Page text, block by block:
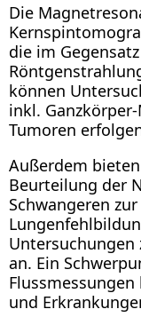
Die
die im
können
inkl.
Tumoren
Außerdem
Beurteilung der
Schwangeren
Untersuchungen
an. Ein
und